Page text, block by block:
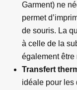
Garment) ne
permet
de souris. La
à celle de la
également être
Transfert
idéale pour les